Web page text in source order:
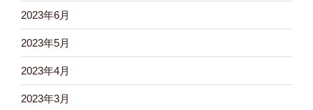
2023年6月
2023年5月
2023年4月
2023年3月